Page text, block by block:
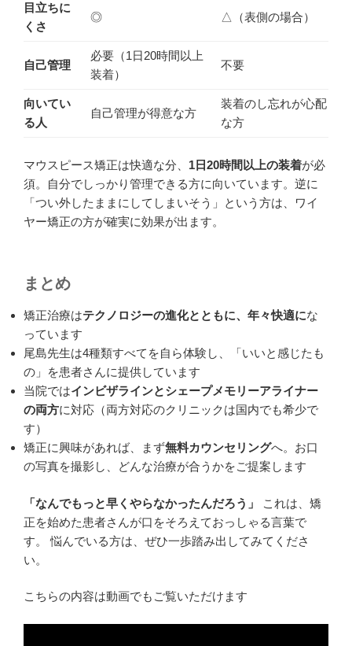
目立ちに
くさ
◎ △（表側の場合）
自己管理
必要（1日20時間以上
装着）
不要
向いてい
る人
自己管理が得意な方
装着のし忘れが心配
な方
マウスピース矯正は快適な分、 1日20時間以上の装着が必
須。自分でしっかり管理できる方に向いています。逆に
「つい外したままにしてしまいそう」という方は、ワイ
ヤー矯正の方が確実に効果が出ます。
まとめ
矯正治療はテクノロジーの進化とともに、年々快適にな
っています
尾島先生は4種類すべてを自ら体験し、「いいと感じたも
の」を患者さんに提供しています
当院ではインビザラインとシェープメモリーアライナー
の両方に対応（両方対応のクリニックは国内でも希少で
す）
矯正に興味があれば、まず無料カウンセリングへ。お口
の写真を撮影し、どんな治療が合うかをご提案します
「なんでもっと早くやらなかったんだろう」
これは、矯
正を始めた患者さんが口をそろえておっしゃる言葉で
す。 悩んでいる方は、ぜひ一歩踏み出してみてくださ
い。
こちらの内容は動画でもご覧いただけます